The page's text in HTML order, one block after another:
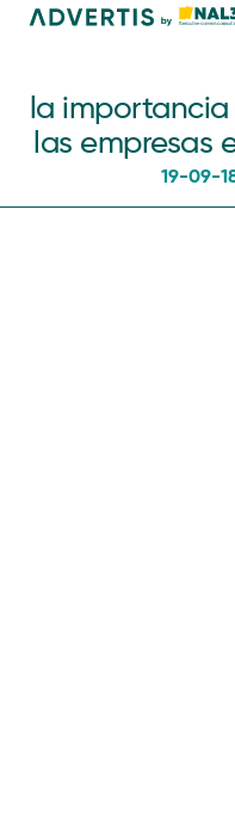
la
las empresas
19-09-